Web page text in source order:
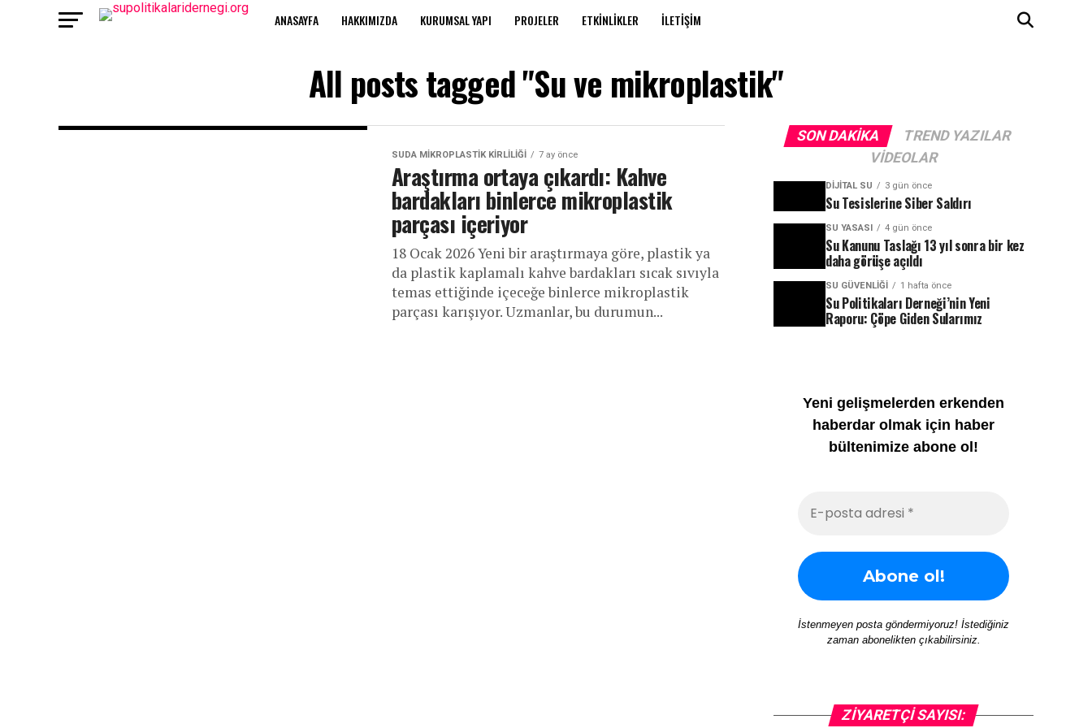
ANASAYFA HAKKIMIZDA KURUMSAL YAPI PROJELER ETKINLIKLER İLETIŞIM
All posts tagged "Su ve mikroplastik"
SUDA MIKROPLASTIK KIRLILIĞI 7 ay önce
Araştırma ortaya çıkardı: Kahve
bardakları binlerce mikroplastik
parçası içeriyor
18 Ocak 2026 Yeni bir araştırmaya göre, plastik ya
da plastik kaplamalı kahve bardakları sıcak sıvıyla
temas ettiğinde içeceğe binlerce mikroplastik
parçası karışıyor. Uzmanlar, bu durumun...
SON DAKIKA
TREND YAZILAR
VIDEOLAR
DIJITAL SU 3 gün önce
Su Tesislerine Siber Saldırı
SU YASASI 4 gün önce
Su Kanunu Taslağı 13 yıl sonra bir kez
daha görüşe açıldı
SU GÜVENLIĞI 1 hafta önce
Su Politikaları Derneği’nin Yeni
Raporu: Çöpe Giden Sularımız
Yeni gelişmelerden erkenden
haberdar olmak için haber
bültenimize abone ol!
İstenmeyen posta göndermiyoruz! İstediğiniz
zaman abonelikten çıkabilirsiniz.
ZIYARETÇI SAYISI: